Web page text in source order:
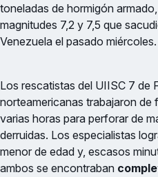
toneladas de hormigón
magnitudes 7,2 y 7,5 que
Venezuela el pasado miércoles.
Los rescatistas del UIISC 7 de
norteamericanas trabajaron de
varias horas para perforar de
derruidas. Los especialistas
menor de edad y, escasos
ambos se encontraban